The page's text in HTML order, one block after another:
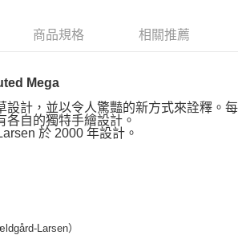
商品規格 相關推薦
Mega
設計，並以令人驚豔的新方式來詮釋。每
各自的獨特手繪設計。
於 2000 年設計。
Larsen）